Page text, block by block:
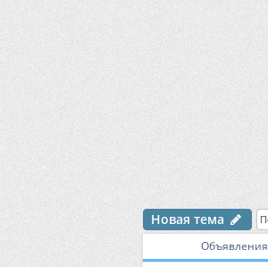
Новая тема
Объявления